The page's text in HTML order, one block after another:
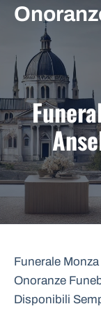
Vai
contenuto
Funerale
Onoranze
Disponibili